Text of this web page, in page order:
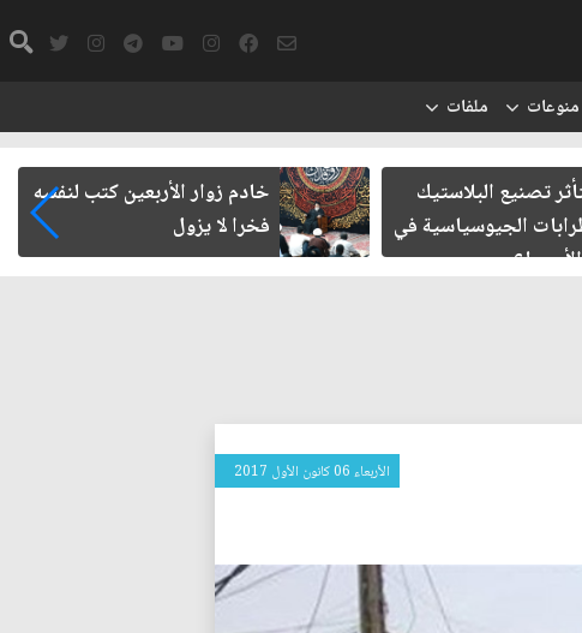
منوعات ملفات
البلاستيك
الجيوسياسية في
خادم زوار الأربعين كتب لنفسه
فخرا لا يزول
الأربعاء 06 كانون الأول 2017